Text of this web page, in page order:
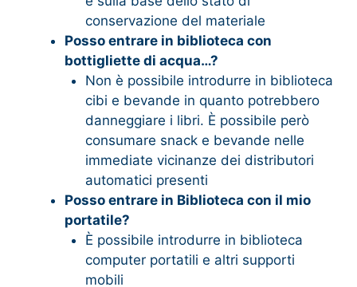
conservazione del materiale
Posso entrare in biblioteca con
bottigliette di acqua…?
Non è possibile introdurre in biblioteca
cibi e bevande in quanto potrebbero
danneggiare i libri. È possibile però
consumare snack e bevande nelle
immediate vicinanze dei distributori
automatici presenti
Posso entrare in Biblioteca con il mio
portatile?
È possibile introdurre in biblioteca
computer portatili e altri supporti
mobili